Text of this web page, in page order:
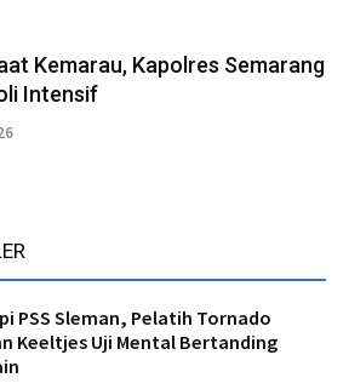
Kemarau, Kapolres Semarang
Intensif
PSS Sleman, Pelatih Tornado
Keeltjes Uji Mental Bertanding